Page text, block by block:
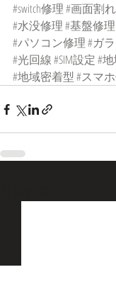
#switch修理#画面割れ
#水没修理#基盤修理
#パソコン修理#ガ
#光回線#SIM設定#
#地域密着型#スマ